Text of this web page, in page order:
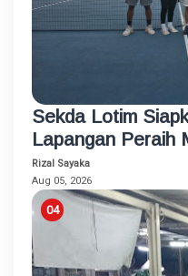
Sekda Lotim
Lapangan Peraih
Porprov
Rizal Sayaka
Aug 05, 2026